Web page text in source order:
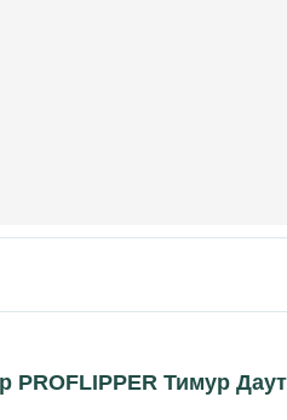
PROFLIPPER Тимур